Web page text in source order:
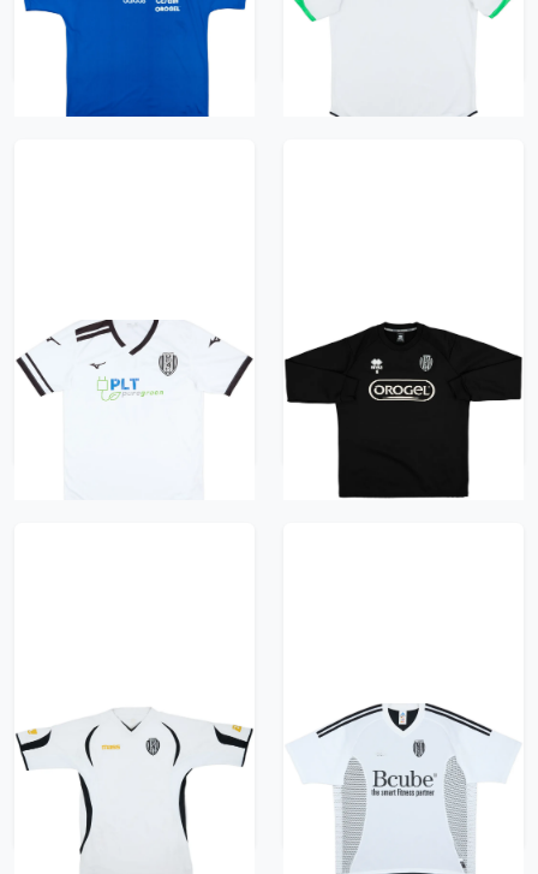
9/10 - (XL)
418 kr / £47.99
2018-19 Cesena Home
Shirt #8 - 8/10 - (L)
418 kr / £47.99
2013-14 Cesena Errea
Player Issue Sweat
Top #18 - 9/10 - (L)
418 kr / £47.99
2007-08 Cesena Home
Shirt - 6/10 - (XL)
418 kr / £47.99
2002-03 Cesena
Player Issue Home
Shirt - 4/10 - (XL)
418 kr / £47.99